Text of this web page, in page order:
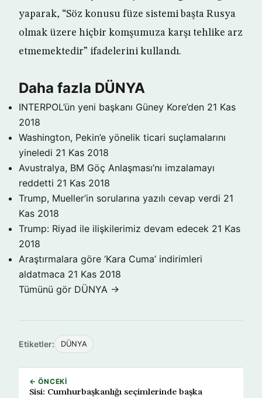
yaparak, “Söz konusu füze sistemi başta Rusya
olmak üzere hiçbir komşumuza karşı tehlike arz
etmemektedir” ifadelerini kullandı.
Daha fazla DÜNYA
INTERPOL’ün yeni başkanı Güney Kore’den 21 Kas
2018
Washington, Pekin’e yönelik ticari suçlamalarını
yineledi 21 Kas 2018
Avustralya, BM Göç Anlaşması’nı imzalamayı
reddetti 21 Kas 2018
Trump, Mueller’in sorularına yazılı cevap verdi 21
Kas 2018
Trump: Riyad ile ilişkilerimiz devam edecek 21 Kas
2018
Araştırmalara göre ‘Kara Cuma’ indirimleri
aldatmaca 21 Kas 2018
Tümünü gör DÜNYA →
Etiketler: DÜNYA
← ÖNCEKI
Sisi: Cumhurbaşkanlığı seçimlerinde başka